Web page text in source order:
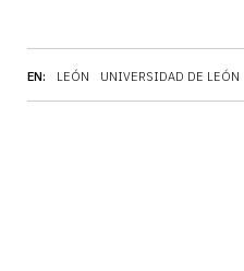
EN: LEÓN UNIVERSIDAD DE LEÓN